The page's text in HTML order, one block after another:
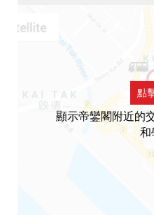
點
顯示帝鑾閣附近的
和